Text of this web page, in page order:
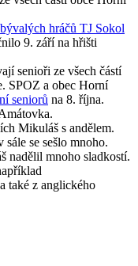
hráčů TJ Sokol
9. září na hřišti
senioři ze všech částí
SPOZ a obec Horní
seniorů na 8. října.
Mikuláš s andělem.
sále se sešlo mnoho.
nadělil mnoho sladkostí.
také z anglického